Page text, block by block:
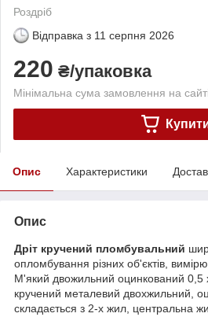
Роздріб
Відправка з 11 серпня 2026
220 ₴/упаковка
Мінімальна сума замовлення на
Опис Характеристики
Опис
Дріт кручений пломбувальний
опломбування різних об'єктів,
М'який двожильний оцинкований 0,5
кручений металевий двохжильний,
складається з 2-х жил, центральна